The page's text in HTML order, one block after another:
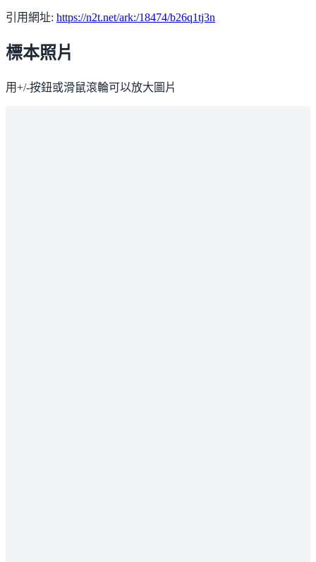
引用網址: https://n2t.net/ark:/18474/b26q1tj3n
標本照片
用+/-按鈕或滑鼠滾輪可以放大圖片